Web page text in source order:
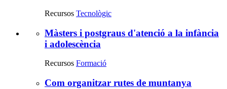
Recursos Tecnològic
Recursos
destacats
Màsters i postgraus d'atenció a la infància
i adolescència
Recursos Formació
Com organitzar rutes de muntanya